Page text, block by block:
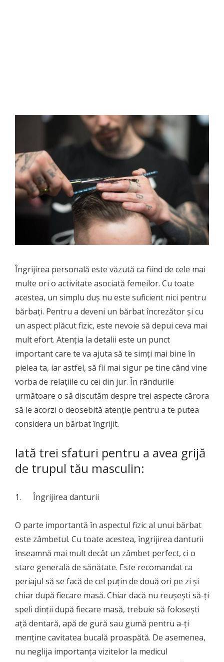
Îngrijirea personală este văzută ca fiind de cele mai
multe ori o activitate asociată femeilor. Cu toate
acestea, un simplu duș nu este suficient nici pentru
bărbați. Pentru a deveni un bărbat încrezător și cu
un aspect plăcut fizic, este nevoie să depui ceva mai
mult efort. Atenția la detalii este un punct
important care te va ajuta să te simți mai bine în
pielea ta, iar astfel, să fii mai sigur pe tine când vine
vorba de relațiile cu cei din jur. În rândurile
următoare o să discutăm despre trei aspecte cărora
să le acorzi o deosebită atenție pentru a te putea
considera un bărbat îngrijit.
Iată trei sfaturi pentru a avea grijă
de trupul tău masculin:
1. Îngrijirea danturii
O parte importantă în aspectul fizic al unui bărbat
este zâmbetul. Cu toate acestea, îngrijirea danturii
înseamnă mai mult decât un zâmbet perfect, ci o
stare generală de sănătate. Este recomandat ca
periajul să se facă de cel puțin de două ori pe zi și
chiar după fiecare masă. Chiar dacă nu reușești să-ți
speli dinții după fiecare masă, trebuie să folosești
ață dentară, apă de gură sau gumă pentru a-ți
menține cavitatea bucală proaspătă. De asemenea,
nu neglija importanța vizitelor la medicul